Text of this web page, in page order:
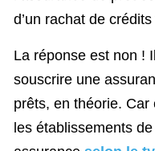
d’un rachat de crédits
La réponse est non !
souscrire une
prêts, en théorie.
les établissements